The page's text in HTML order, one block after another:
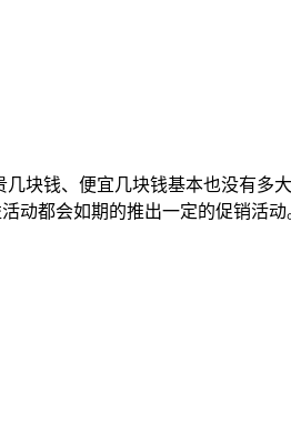
块钱、便宜几块钱基本也没有多
动都会如期的推出一定的促销活动